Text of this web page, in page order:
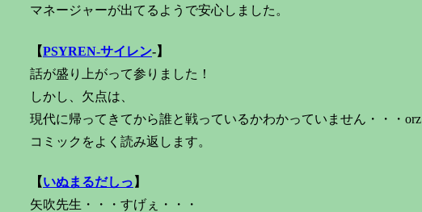
マネージャーが出てるようで安心しました。
【PSYREN-サイレン-】
話が盛り上がって参りました！
しかし、欠点は、
現代に帰ってきてから誰と戦っているかわかっていません・・・orz
コミックをよく読み返します。
【いぬまるだしっ 】
矢吹先生・・・すげぇ・・・